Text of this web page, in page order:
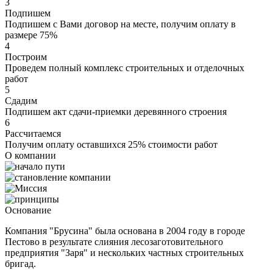
3
Подпишем
Подпишем с Вами договор на месте, получим оплату в
размере 75%
4
Построим
Проведем полный комплекс строительных и отделочных
работ
5
Сдадим
Подпишем акт сдачи-приемки деревянного строения
6
Рассчитаемся
Получим оплату оставшихся 25% стоимости работ
О компании
Основание
Компания "Брусина" была основана в 2004 году в городе
Пестово в результате слияния лесозаготовительного
предприятия "Заря" и нескольких частных строительных
бригад.